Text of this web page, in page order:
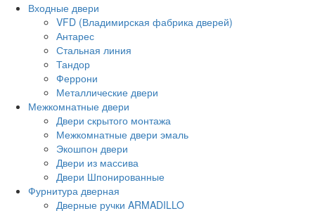
Входные двери
VFD (Владимирская фабрика дверей)
Антарес
Стальная линия
Тандор
Феррони
Металлические двери
Межкомнатные двери
Двери скрытого монтажа
Межкомнатные двери эмаль
Экошпон двери
Двери из массива
Двери Шпонированные
Фурнитура дверная
Дверные ручки ARMADILLO